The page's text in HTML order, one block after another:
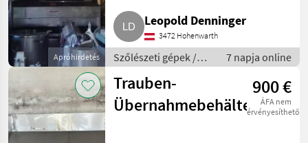
Apróhirdetés
Leopold Denninger
3472 Hohenwarth
Szőlészeti gépek /
Pincészeti gépek
7 napja online
Trauben-
Übernahmebehälter
900 €
ÁFA nem
érvényesíthető